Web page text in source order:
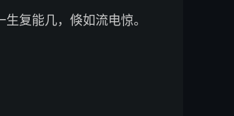
复能几，倏如流电惊。